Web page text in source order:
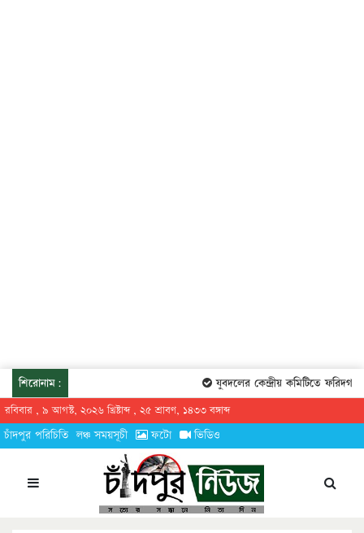
শিরোনাম: যুবদলের কেন্দ্রীয় কমিটিতে
রবিবার , ৯ আগস্ট, ২০২৬ খ্রিষ্টাব্দ , ২৫ শ্রাবণ, ১৪৩৩ বঙ্গাব্দ
চাঁদপুর পরিচিতি লঞ্চ সময়সূচী ফটো ভিডিও